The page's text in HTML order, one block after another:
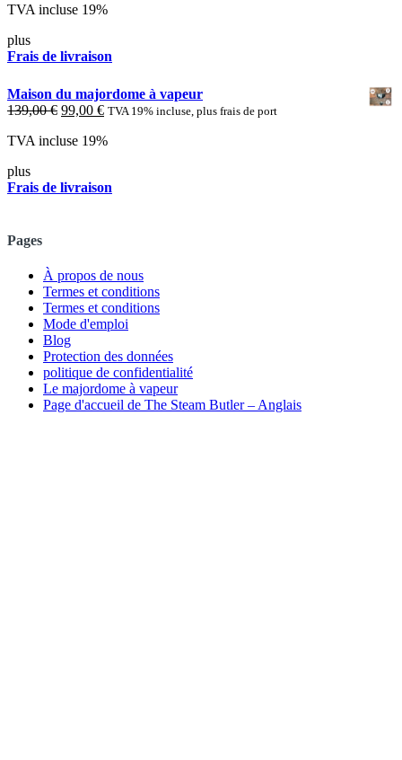
d'origine
149,00 €.119,00 €.
TVA incluse 19%
plus
Frais de livraison
Maison du majordome à vapeur
139,00€ Le
d'origine
139,00 €.
99,00 €Le
actuel
99,00 €.
TVA 19% incluse, plus frais de port
TVA incluse 19%
plus
Frais de livraison
Pages
À propos de nous
Termes et conditions
Termes et conditions
Mode d'emploi
Blog
Protection des données
politique de confidentialité
Le majordome à vapeur
Page d'accueil de The Steam Butler – Anglais